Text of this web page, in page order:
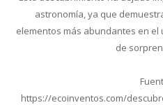
astronomía, ya que
elementos más abundantes en el
de
https://ecoinventos.com/